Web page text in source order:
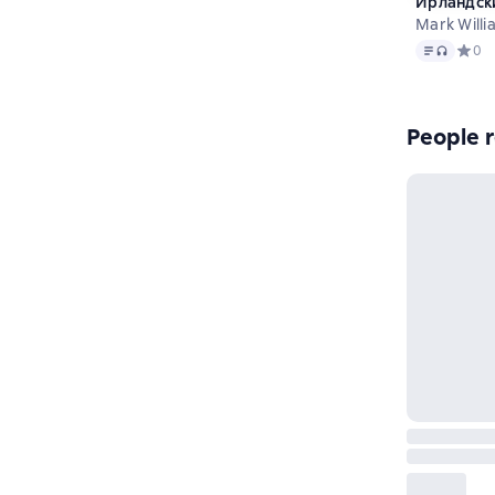
Mark
Text, audio
0
People